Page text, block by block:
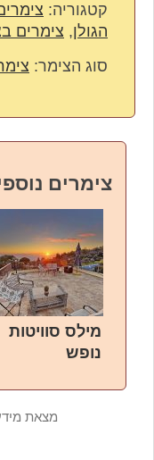
קטגוריה:
הגולן, צימרים
סוג הצימר:
צימרים
מילס סוויטות
נופש
מצאת